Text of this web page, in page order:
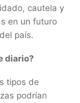
cautela y
en un futuro
país.
diario?
tipos de
podrían